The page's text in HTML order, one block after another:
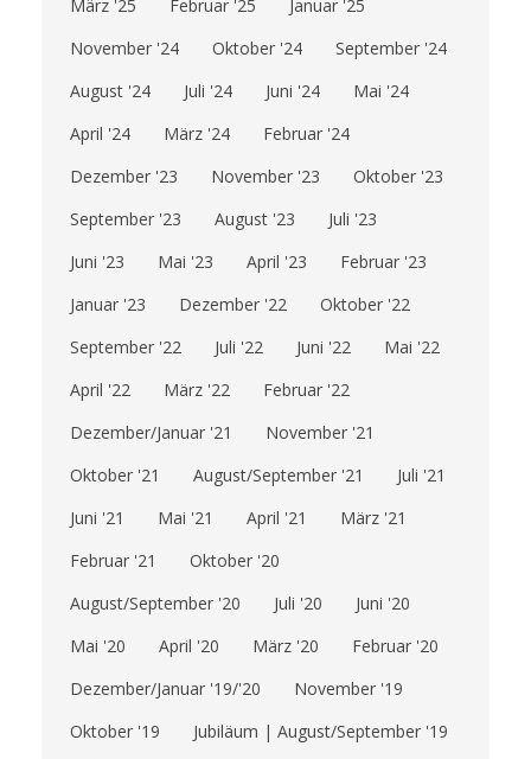
März '25 Februar '25
Januar '25
November '24
Oktober '24
September '24
August '24
Juli '24 Juni '24
Mai '24
April '24
März '24
Februar '24
Dezember '23
November '23
Oktober '23
September '23
August '23
Juli '23
Juni '23
Mai '23 April '23
Februar '23
Januar '23
Dezember '22
Oktober '22
September '22
Juli '22 Juni '22
Mai '22
April '22
März '22
Februar '22
Dezember/Januar '21
November '21
Oktober '21
August/September '21
Juli '21
Juni '21
Mai '21 April '21
März '21
Februar '21
Oktober '20
August/September '20
Juli '20
Juni '20
Mai '20
April '20 März '20
Februar '20
Dezember/Januar '19/'20
November '19
Oktober '19
Jubiläum | August/September '19